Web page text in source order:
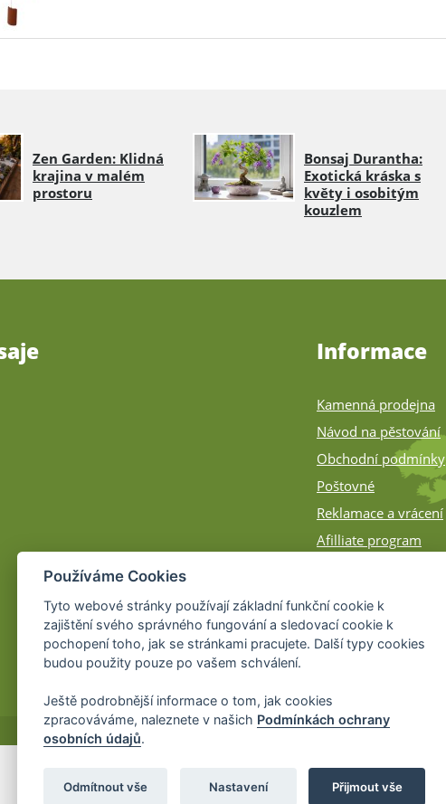
Zen Garden: Klidná
krajina v malém
prostoru
Bonsaj Durantha:
Exotická kráska s
květy i osobitým
kouzlem
Informace
Kamenná prodejna
Návod na pěstování
Obchodní podmínky
Poštovné
Reklamace a vrácení
Afilliate program
© 2026 Bonsai-Shop.cz -
Partnerský program
Používáme Cookies
Tyto webové stránky používají základní funkční cookie k
zajištění svého správného fungování a sledovací cookie k
pochopení toho, jak se stránkami pracujete. Další typy cookies
budou použity pouze po vašem schválení.
Ještě podrobnější informace o tom, jak cookies
zpracováváme, naleznete v našich Podmínkách ochrany
osobních údajů.
Odmítnout vše Nastavení Přijmout vše